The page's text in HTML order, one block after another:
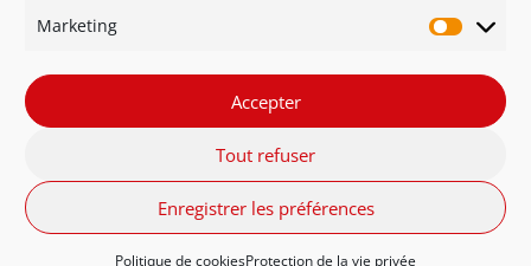
Marketing
Accepter
Tout refuser
Enregistrer les préférences
Politique de cookiesProtection de la vie privée
Qualité
FR - Belgique NL - België English